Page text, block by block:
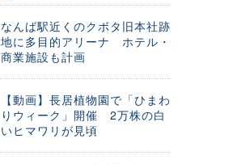
なんば駅近くのクボタ旧本社跡
地に多目的アリーナ ホテル・
商業施設も計画
【動画】長居植物園で「ひまわ
りウィーク」開催 2万株の白
いヒマワリが見頃